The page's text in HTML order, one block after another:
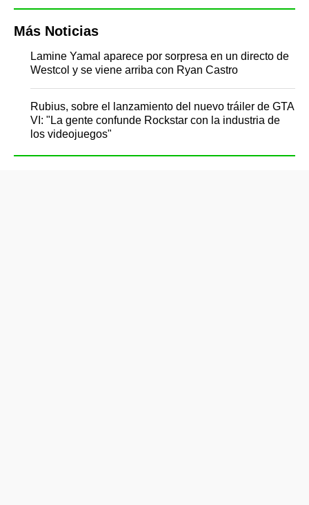
Más Noticias
Lamine Yamal aparece por sorpresa en un directo de
Westcol y se viene arriba con Ryan Castro
Rubius, sobre el lanzamiento del nuevo tráiler de GTA
VI: "La gente confunde Rockstar con la industria de
los videojuegos"